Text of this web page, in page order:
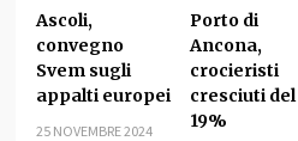
Ascoli,
convegno
Svem sugli
appalti europei
25 NOVEMBRE 2024
Porto di
Ancona,
crocieristi
cresciuti del
19%